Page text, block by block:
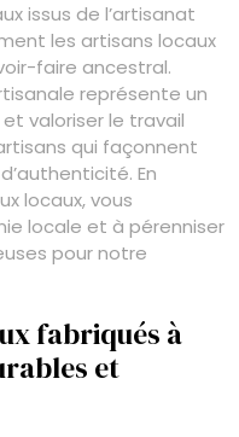
issus de l’artisanat
les artisans locaux
faire ancestral.
représente un
valoriser le travail
qui façonnent
En
locaux, vous
locale et à pérenniser
pour notre
fabriqués à
et